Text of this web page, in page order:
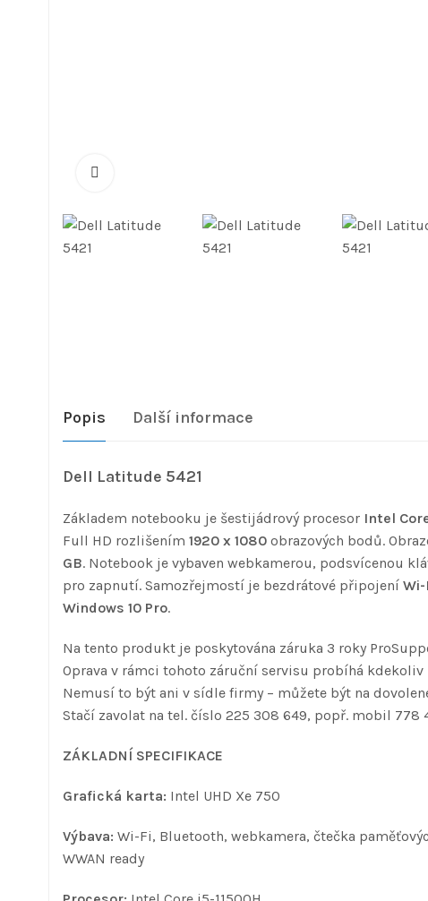
Popis Další informace
Dell Latitude 5421
Základem notebooku je šestijádrový procesor Intel
Full HD rozlišením 1920 x 1080 obrazových bodů.
GB. Notebook je vybaven webkamerou, podsvícenou
pro zapnutí. Samozřejmostí je bezdrátové připojení
Windows 10 Pro.
Na tento produkt je poskytována záruka 3 roky
Oprava v rámci tohoto záruční servisu probíhá
Nemusí to být ani v sídle firmy – můžete být na
Stačí zavolat na tel. číslo 225 308 649, popř. mobil 778
ZÁKLADNÍ SPECIFIKACE
Grafická karta: Intel UHD Xe 750
Výbava: Wi-Fi, Bluetooth, webkamera, čtečka
WWAN ready